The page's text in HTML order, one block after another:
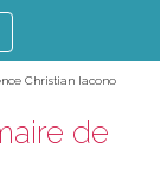
Christian Iacono
de